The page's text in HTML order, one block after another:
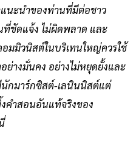
นะนําของท่านที่มีต่อชาว
ชัดแจ้ง ไม่ผิดพลาด และ
อมมิวนิสต์ในบริเทนใหญ่ควรใช้
ย่างมั่นคง อย่างไม่หยุดยั้งและ
นักมาร์กซิสต์-เลนินนิสต์แต่
คําสอนอันแท้จริงของ